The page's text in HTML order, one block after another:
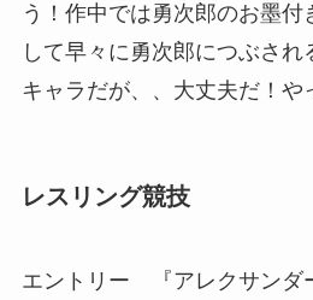
う！作中では勇次郎のお墨
して早々に勇次郎につぶさ
キャラだが、、大丈夫だ！や
レスリング競技
エントリー 『アレクサンダ